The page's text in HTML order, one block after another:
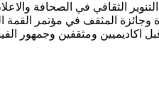
الثقافي في الصحافة والاعلام
المثقف في مؤتمر القمة
اكاديميين ومثقفين وجمهور